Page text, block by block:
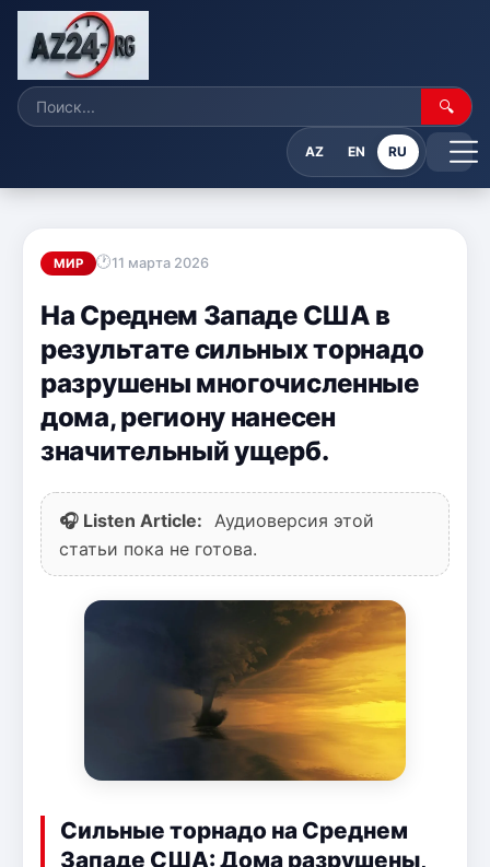
🔍
AZ EN RU
МИР 11 марта 2026
На Среднем Западе США в
результате сильных торнадо
разрушены многочисленные
дома, региону нанесен
значительный ущерб.
🎧 Listen Article:
Аудиоверсия этой
статьи пока не готова.
Сильные торнадо на Среднем
Западе США: Дома разрушены,